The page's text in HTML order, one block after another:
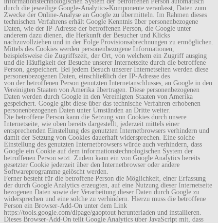
durch die jeweilige Google-Analytics-Komponente veranlasst, Daten zum
Zwecke der Online-Analyse an Google zu übermitteln. Im Rahmen dieses
technischen Verfahrens erhält Google Kenntnis über personenbezogene
Daten, wie der IP-Adresse der betroffenen Person, die Google unter
anderem dazu dienen, die Herkunft der Besucher und Klicks
nachzuvollziehen und in der Folge Provisionsabrechnungen zu ermöglichen.
Mittels des Cookies werden personenbezogene Informationen,
beispielsweise die Zugriffszeit, der Ort, von welchem ein Zugriff ausging
und die Häufigkeit der Besuche unserer Internetseite durch die betroffene
Person, gespeichert. Bei jedem Besuch unserer Internetseiten werden diese
personenbezogenen Daten, einschließlich der IP-Adresse des
von der betroffenen Person genutzten Internetanschlusses, an Google in den
Vereinigten Staaten von Amerika übertragen. Diese personenbezogenen
Daten werden durch Google in den Vereinigten Staaten von Amerika
gespeichert. Google gibt diese über das technische Verfahren erhobenen
personenbezogenen Daten unter Umständen an Dritte weiter.
Die betroffene Person kann die Setzung von Cookies durch unsere
Internetseite, wie oben bereits dargestellt, jederzeit mittels einer
entsprechenden Einstellung des genutzten Internetbrowsers verhindern und
damit der Setzung von Cookies dauerhaft widersprechen. Eine solche
Einstellung des genutzten Internetbrowsers würde auch verhindern, dass
Google ein Cookie auf dem informationstechnologischen System der
betroffenen Person setzt. Zudem kann ein von Google Analytics bereits
gesetzter Cookie jederzeit über den Internetbrowser oder andere
Softwareprogramme gelöscht werden.
Ferner besteht für die betroffene Person die Möglichkeit, einer Erfassung
der durch Google Analytics erzeugten, auf eine Nutzung dieser Internetseite
bezogenen Daten sowie der Verarbeitung dieser Daten durch Google zu
widersprechen und eine solche zu verhindern. Hierzu muss die betroffene
Person ein Browser-Add-On unter dem Link
https://tools.google.com/dlpage/gaoptout herunterladen und installieren.
Dieses Browser-Add-On teilt Google Analytics über JavaScript mit, dass